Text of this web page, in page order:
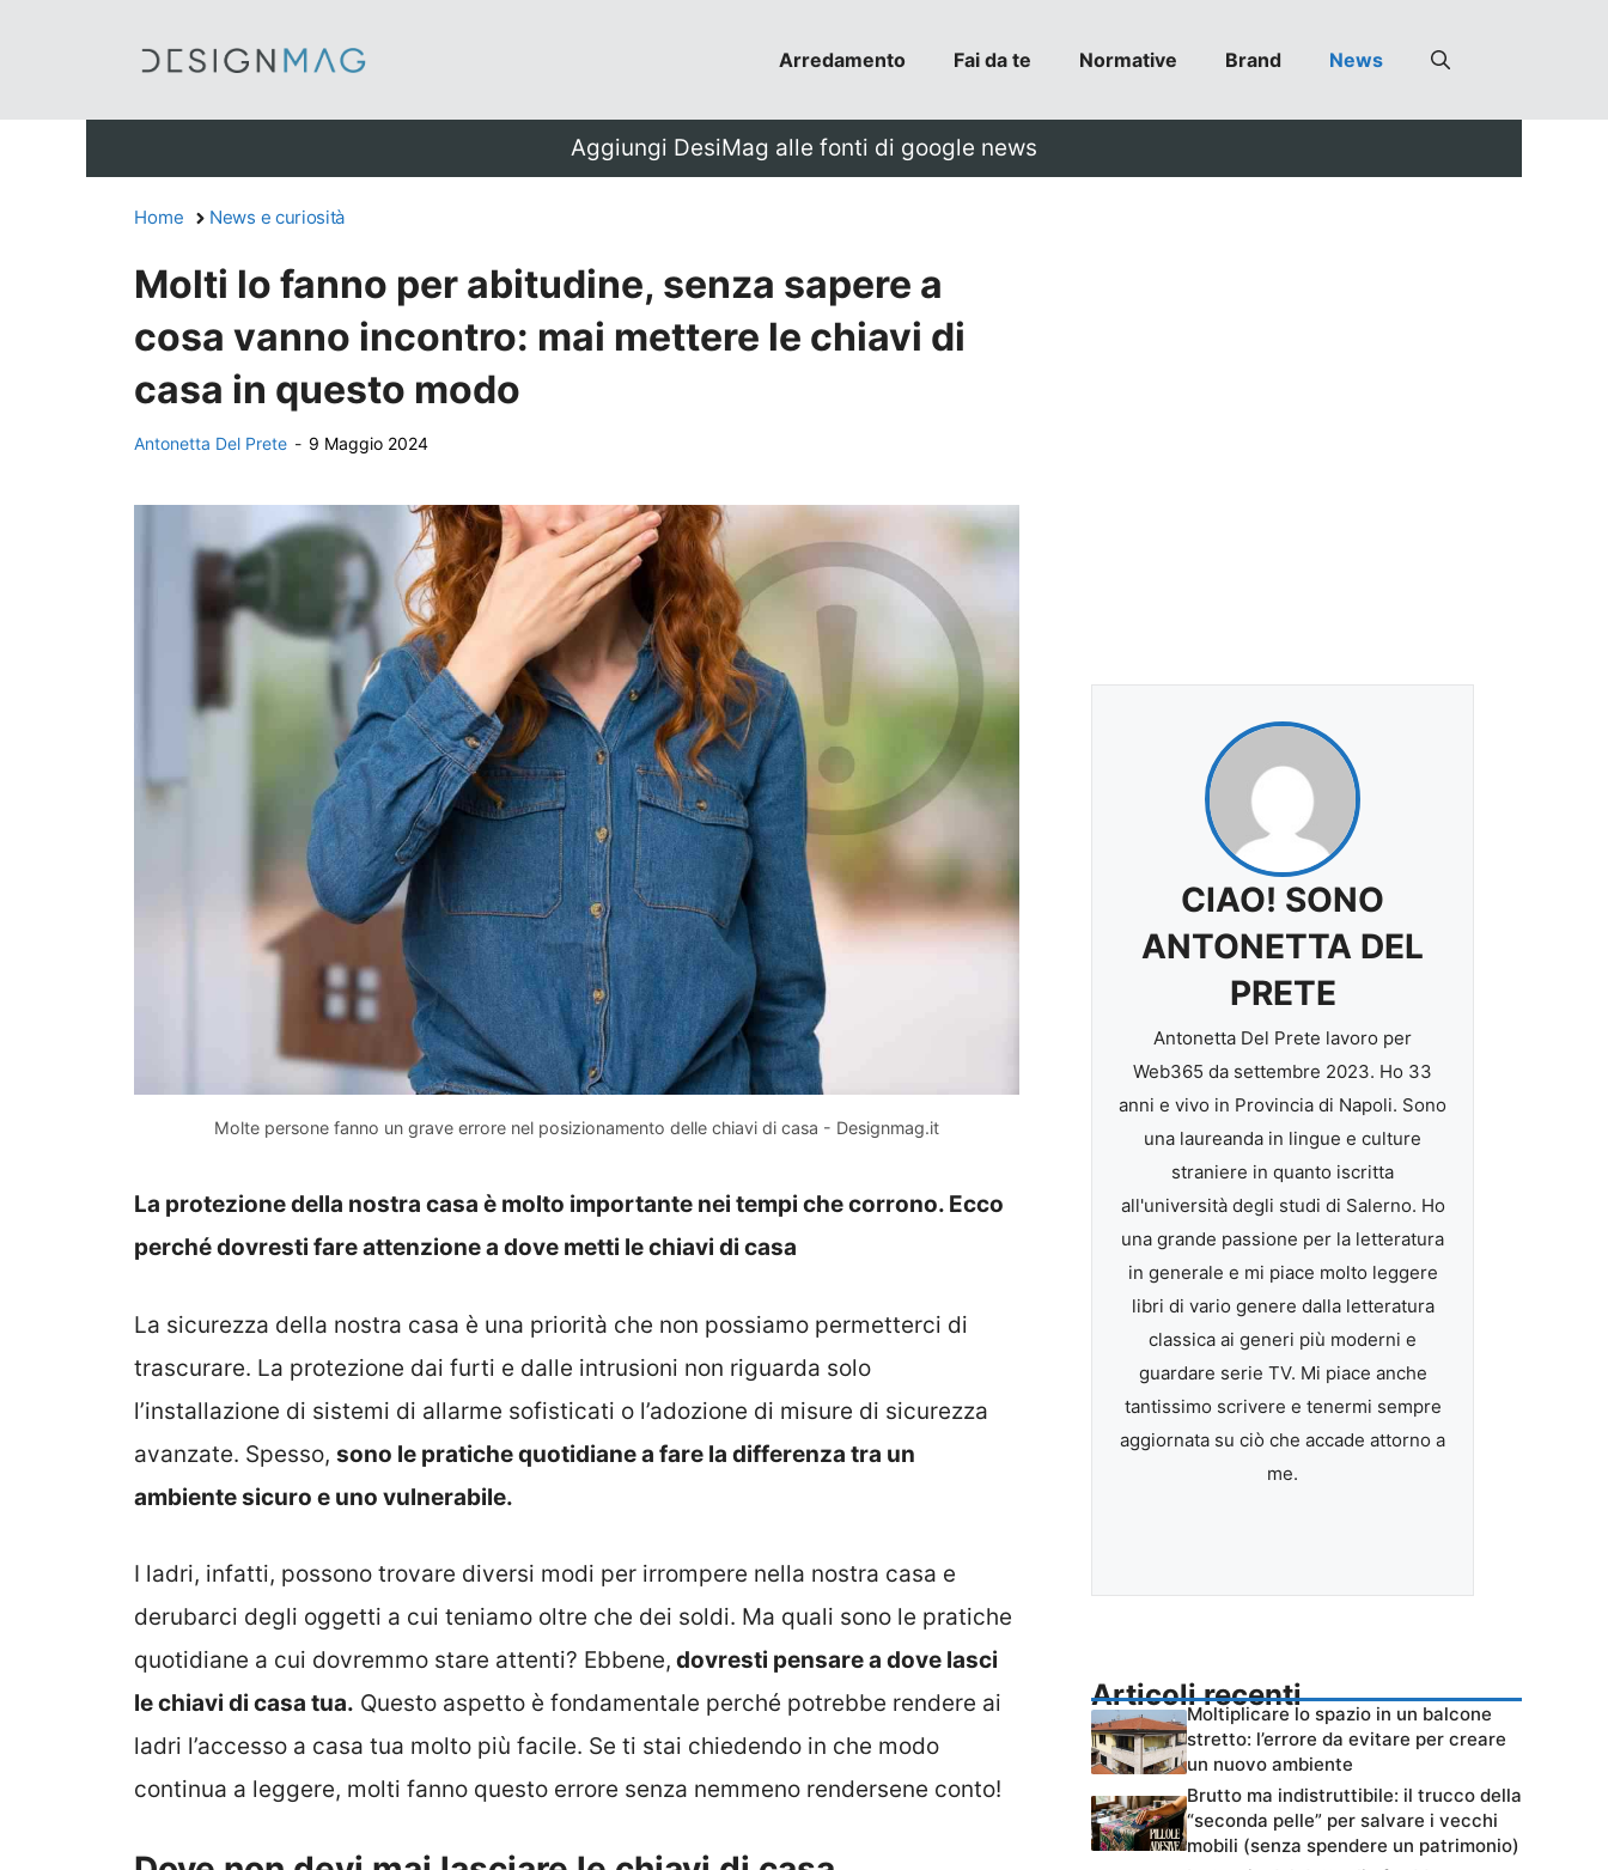
Arredamento Fai da te Normative Brand News
Aggiungi DesiMag alle fonti di google news
Home News e curiosità
Molti lo fanno per abitudine, senza sapere a
cosa vanno incontro: mai mettere le chiavi di
casa in questo modo
Antonetta Del Prete - 9 Maggio 2024
Molte persone fanno un grave errore nel posizionamento delle chiavi di casa - Designmag.it
La protezione della nostra casa è molto importante nei tempi che corrono. Ecco
perché dovresti fare attenzione a dove metti le chiavi di casa
La sicurezza della nostra casa è una priorità che non possiamo permetterci di
trascurare. La protezione dai furti e dalle intrusioni non riguarda solo
l’installazione di sistemi di allarme sofisticati o l’adozione di misure di sicurezza
avanzate. Spesso, sono le pratiche quotidiane a fare la differenza tra un
ambiente sicuro e uno vulnerabile.
I ladri, infatti, possono trovare diversi modi per irrompere nella nostra casa e
derubarci degli oggetti a cui teniamo oltre che dei soldi. Ma quali sono le pratiche
quotidiane a cui dovremmo stare attenti? Ebbene, dovresti pensare a dove lasci
le chiavi di casa tua. Questo aspetto è fondamentale perché potrebbe rendere ai
ladri l’accesso a casa tua molto più facile. Se ti stai chiedendo in che modo
continua a leggere, molti fanno questo errore senza nemmeno rendersene conto!
CIAO! SONO
ANTONETTA DEL
PRETE
Antonetta Del Prete lavoro per
Web365 da settembre 2023. Ho 33
anni e vivo in Provincia di Napoli. Sono
una laureanda in lingue e culture
straniere in quanto iscritta
all'università degli studi di Salerno. Ho
una grande passione per la letteratura
in generale e mi piace molto leggere
libri di vario genere dalla letteratura
classica ai generi più moderni e
guardare serie TV. Mi piace anche
tantissimo scrivere e tenermi sempre
aggiornata su ciò che accade attorno a
me.
Articoli recenti
Moltiplicare lo spazio in un balcone
stretto: l’errore da evitare per creare
un nuovo ambiente
Brutto ma indistruttibile: il trucco della
“seconda pelle” per salvare i vecchi
mobili (senza spendere un patrimonio)